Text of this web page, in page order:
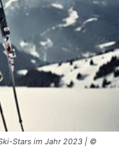
Stars im Jahr 2023 | ©